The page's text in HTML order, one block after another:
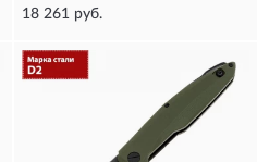
18 261 руб.